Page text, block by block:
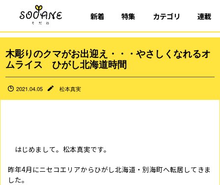
新着 特集 カテゴリ 連載
木彫りのクマがお出迎え・・・やさしくなれるオ
ムライス ひがし北海道時間
2021.04.05 松本真実
はじめまして。松本真実です。
昨年4月にニセコエリアからひがし北海道・別海町へ転居してきま
した。